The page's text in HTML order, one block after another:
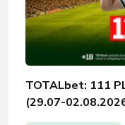
TOTALbet: 111
(29.07-